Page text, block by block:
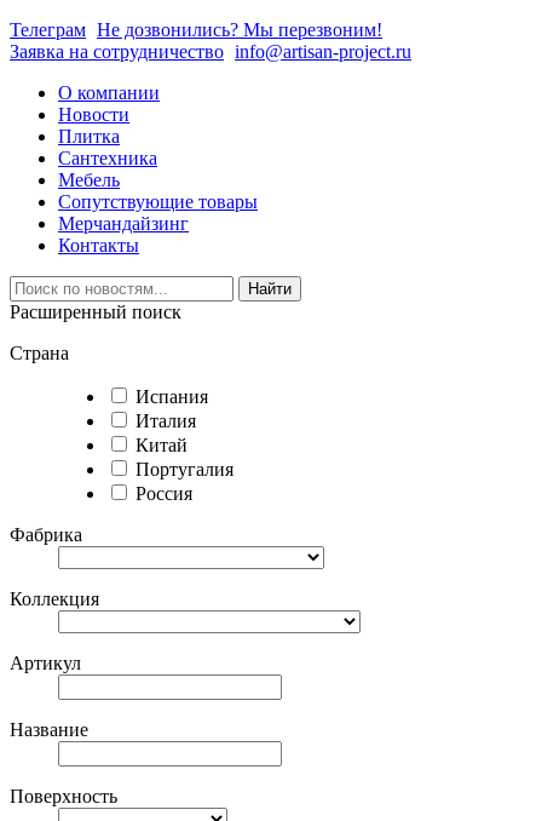
Телеграм Не дозвонились? Мы перезвоним!
Заявка на сотрудничество info@artisan-project.ru
О компании
Новости
Плитка
Сантехника
Мебель
Сопутствующие товары
Мерчандайзинг
Контакты
Найти
Расширенный поиск
Страна
Испания
Италия
Китай
Португалия
Россия
Фабрика
Коллекция
Артикул
Название
Поверхность